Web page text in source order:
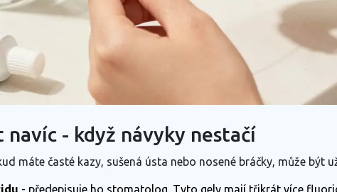
navíc - když návyky nestačí
máte časté kazy, sušená ústa nebo nosené bráčky, může být
- předepisuje ho stomatolog. Tyto gely mají třikrát více